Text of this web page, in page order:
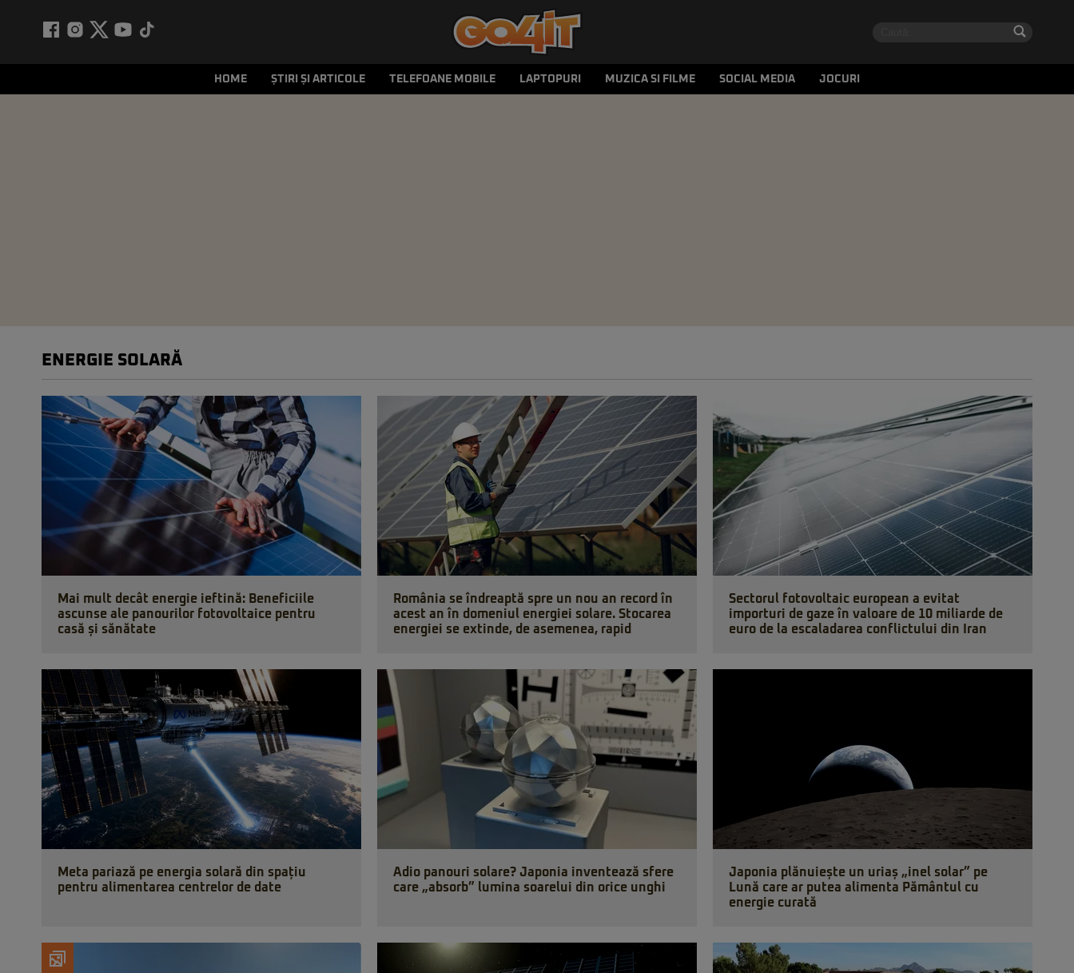
HOME ȘTIRI ȘI ARTICOLE TELEFOANE MOBILE LAPTOPURI MUZICA SI FILME SOCIAL MEDIA JOCURI
ENERGIE SOLARĂ
Mai mult decât energie ieftină: Beneficiile
ascunse ale panourilor fotovoltaice pentru
casă și sănătate
România se îndreaptă spre un nou an record în
acest an în domeniul energiei solare. Stocarea
energiei se extinde, de asemenea, rapid
Sectorul fotovoltaic european a evitat
importuri de gaze în valoare de 10 miliarde de
euro de la escaladarea conflictului din Iran
Meta pariază pe energia solară din spațiu
pentru alimentarea centrelor de date
Adio panouri solare? Japonia inventează sfere
care „absorb” lumina soarelui din orice unghi
Japonia plănuiește un uriaș „inel solar” pe
Lună care ar putea alimenta Pământul cu
energie curată